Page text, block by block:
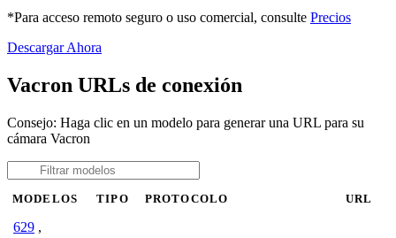
*Para acceso remoto seguro o uso comercial, consulte Precios
Descargar Ahora
Vacron URLs de conexión
Consejo: Haga clic en un modelo para generar una URL para su
cámara Vacron
MODELOS TIPO PROTOCOLO URL
629 ,